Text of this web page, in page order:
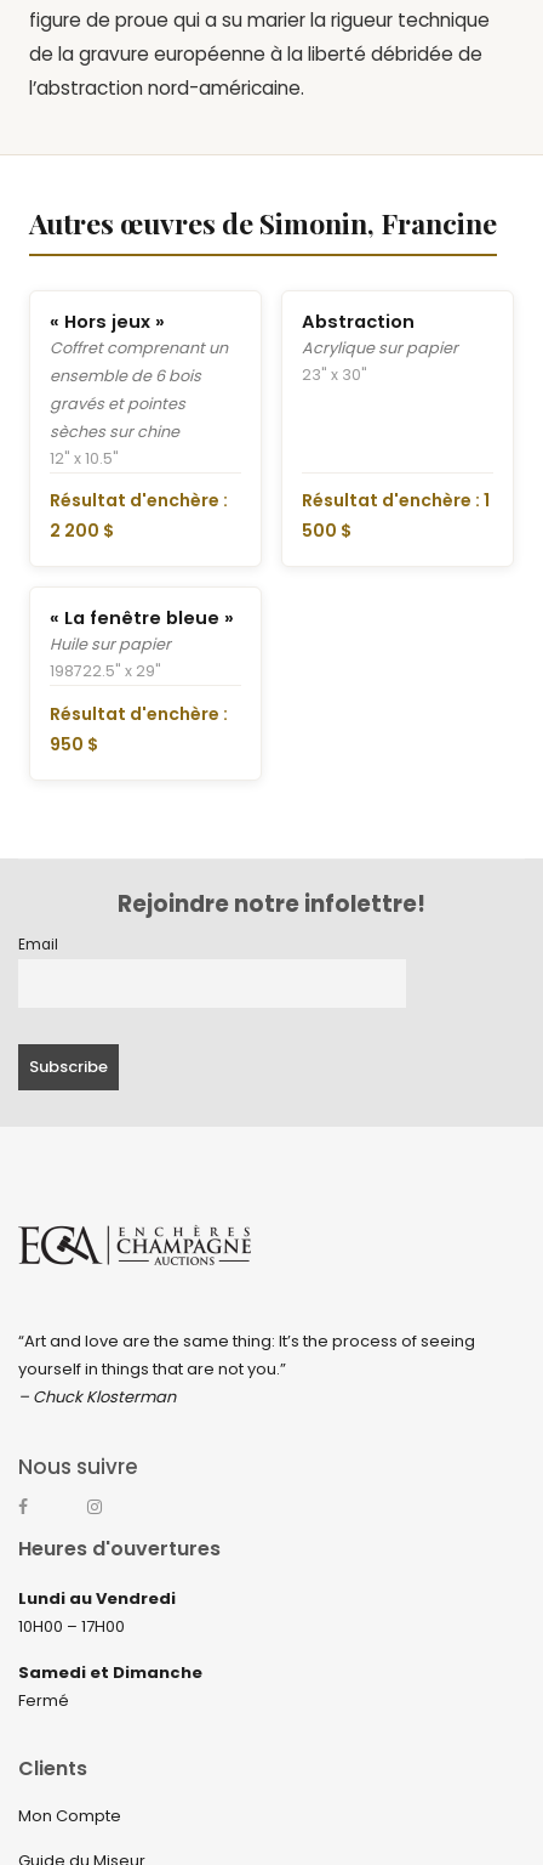
figure de proue qui a su marier la rigueur technique
de la gravure européenne à la liberté débridée de
l’abstraction nord-américaine.
Autres œuvres de Simonin, Francine
« Hors jeux »
Coffret comprenant un
ensemble de 6 bois
gravés et pointes
sèches sur chine
12" x 10.5"
Résultat d'enchère :
2 200 $
Abstraction
Acrylique sur papier
23" x 30"
Résultat d'enchère : 1
500 $
« La fenêtre bleue »
Huile sur papier
198722.5" x 29"
Résultat d'enchère :
950 $
Rejoindre notre infolettre!
Email
“Art and love are the same thing: It’s the process of seeing
yourself in things that are not you.”
– Chuck Klosterman
Nous suivre
Heures d'ouvertures
Lundi au Vendredi
10H00 – 17H00
Samedi et Dimanche
Fermé
Clients
Mon Compte